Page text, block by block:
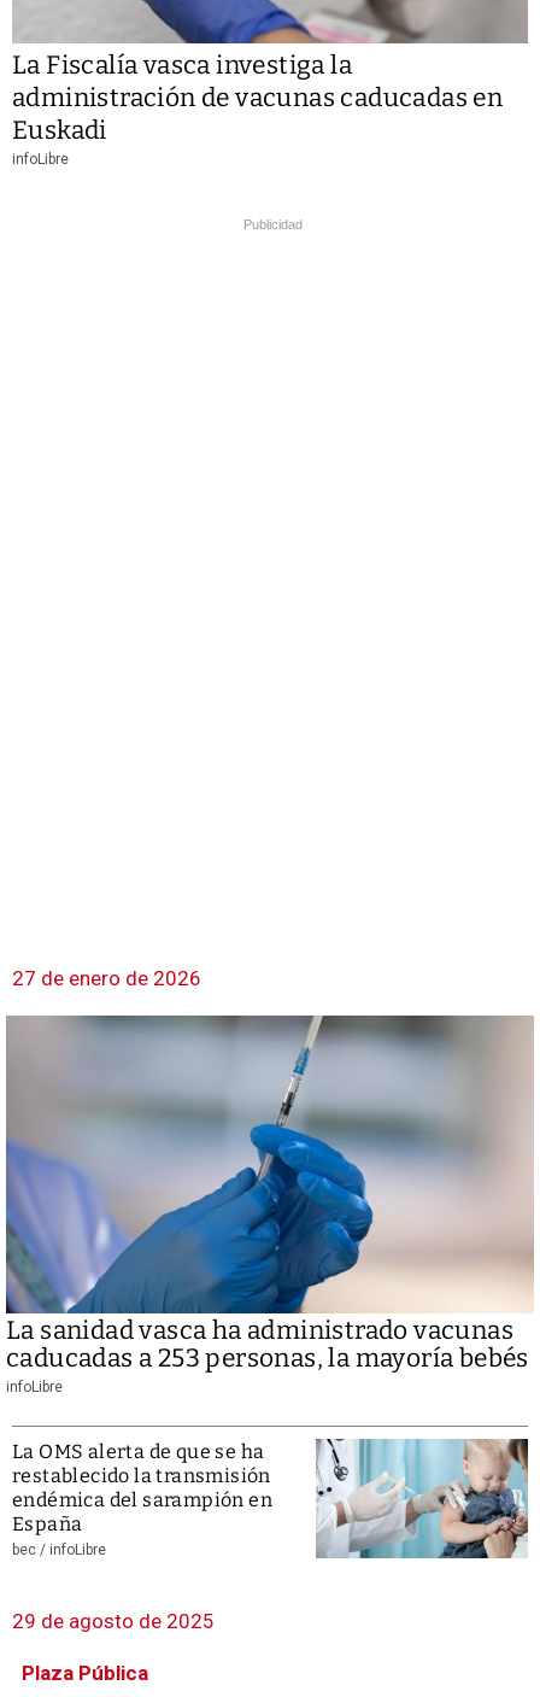
La Fiscalía vasca investiga la
administración de vacunas caducadas en
Euskadi
infoLibre
Publicidad
27 de enero de 2026
La sanidad vasca ha administrado vacunas
caducadas a 253 personas, la mayoría bebés
infoLibre
La OMS alerta de que se ha
restablecido la transmisión
endémica del sarampión en
España
bec / infoLibre
29 de agosto de 2025
Plaza Pública